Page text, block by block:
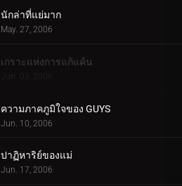
นักล่าที่แย่มาก
May. 27, 2006
เกราะแห่งการแก้แค้น
Jun. 03, 2006
ความภาคภูมิใจของ GUYS
Jun. 10, 2006
ปาฏิหาริย์ของแม่
Jun. 17, 2006